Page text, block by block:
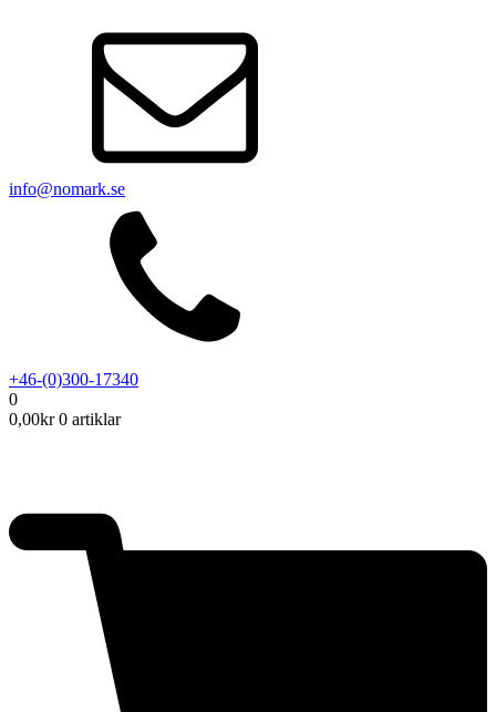
info@nomark.se
+46-(0)300-17340
0
0,00kr 0 artiklar